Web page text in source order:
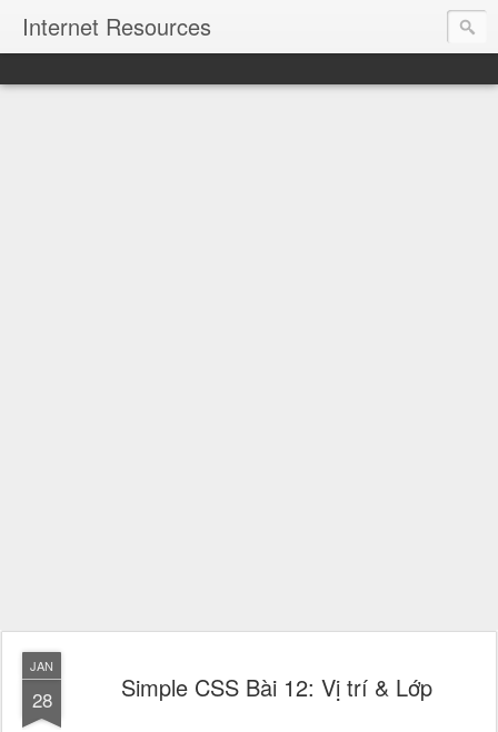
Internet Resources
JAN
28 Simple CSS Bài 12: Vị trí & Lớp